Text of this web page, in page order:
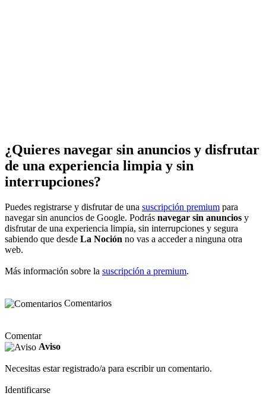
¿Quieres navegar sin anuncios y disfrutar
de una experiencia limpia y sin
interrupciones?
Puedes registrarse y disfrutar de una suscripción premium para
navegar sin anuncios de Google. Podrás navegar sin anuncios y
disfrutar de una experiencia limpia, sin interrupciones y segura
sabiendo que desde La Noción no vas a acceder a ninguna otra
web.
Más información sobre la suscripción a premium.
Comentarios
Comentar
Aviso
Necesitas estar registrado/a para escribir un comentario.
Identificarse